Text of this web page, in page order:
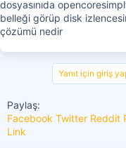
dosyasınıda
belleği görüp disk
çözümü nedir
Yanıt için giriş
Paylaş:
Facebook Twitter Reddit
Link